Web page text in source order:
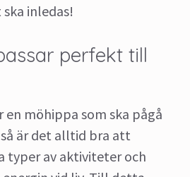
inledas!
perfekt till
en möhippa som ska pågå
är det alltid bra att
typer av aktiviteter och